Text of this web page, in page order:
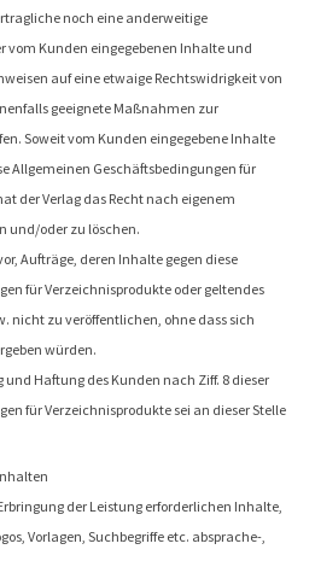
noch eine anderweitige
vom Kunden eingegebenen Inhalte und
auf eine etwaige Rechtswidrigkeit von
geeignete Maßnahmen zur
Soweit vom Kunden eingegebene Inhalte
Allgemeinen Geschäftsbedingungen für
der Verlag das Recht nach eigenem
und/oder zu löschen.
Aufträge, deren Inhalte gegen diese
für Verzeichnisprodukte oder geltendes
nicht zu veröffentlichen, ohne dass sich
würden.
Haftung des Kunden nach Ziff. 8 dieser
für Verzeichnisprodukte sei an dieser Stelle
der Leistung erforderlichen Inhalte,
Vorlagen, Suchbegriffe etc. absprache-,